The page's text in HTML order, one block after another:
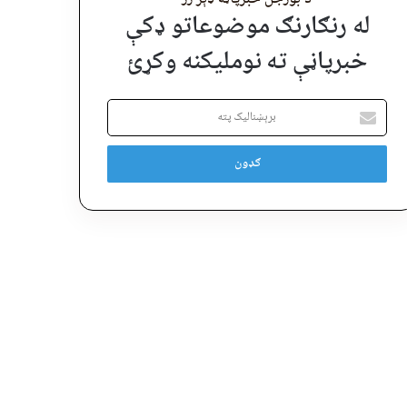
له رنګارنګ موضوعاتو ډکې
خبرپاڼې ته نوملیکنه وکړئ
برېښنالیک
پته